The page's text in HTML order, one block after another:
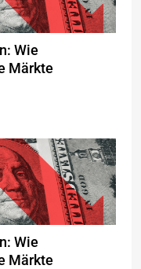
Wie
Märkte
Wie
Märkte